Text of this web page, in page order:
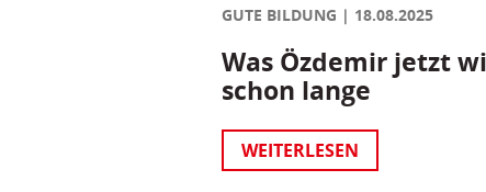
GUTE BILDUNG 18.08.2025
Was Özdemir jetzt
schon lange
WEITERLESEN